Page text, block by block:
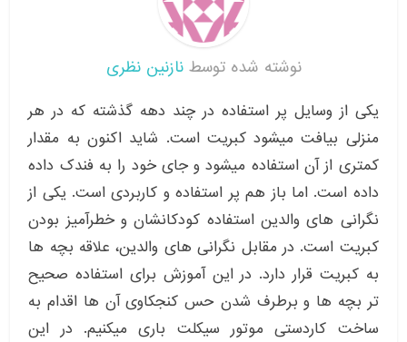
نوشته شده توسطنازنین نظری
یکی از وسایل پر استفاده در چند دهه گذشته که در هر
منزلی بیافت میشود کبریت است. شاید اکنون به مقدار
کمتری از آن استفاده میشود و جای خود را به فندک داده
داده است. اما باز هم پر استفاده و کاربردی است. یکی از
نگرانی های والدین استفاده کودکانشان و خطرآمیز بودن
کبریت است. در مقابل نگرانی های والدین، علاقه بچه ها
به کبریت قرار دارد. در این آموزش برای استفاده صحیح
تر بچه ها و برطرف شدن حس کنجکاوی آن ها اقدام به
ساخت کاردستی موتور سیکلت باری میکنیم. در این